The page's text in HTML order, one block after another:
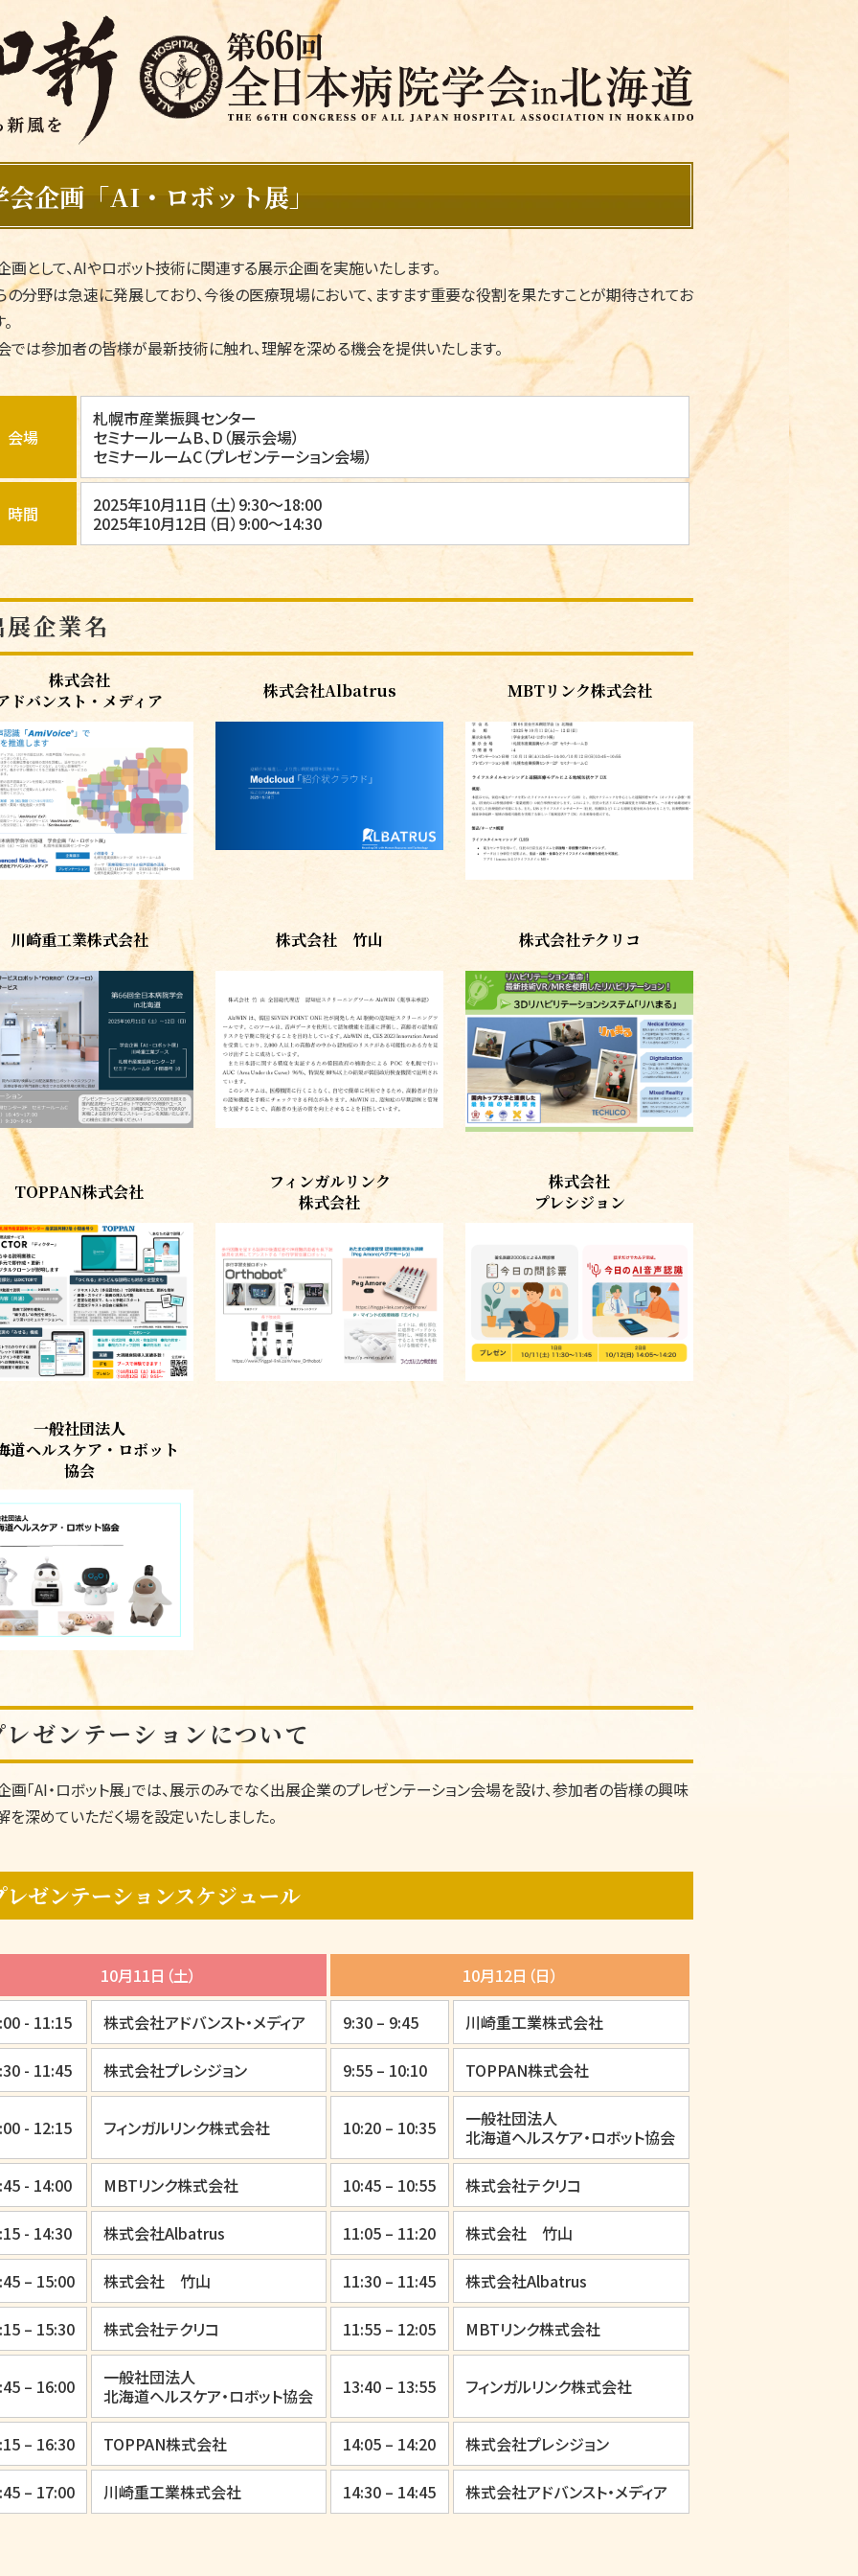
会企画「AI・ロボット展」
画として、AIやロボット技術に関連する展示企画を実施いたします。
の分野は急速に発展しており、今後の医療現場において、ますます重要な役割を果たすことが期待されてお
では参加者の皆様が最新技術に触れ、理解を深める機会を提供いたします。
会場
札幌市産業振興センター
セミナールームB、D（展示会場）
セミナールームC（プレゼンテーション会場）
時間
2025年10月11日（土）9:30～18:00
2025年10月12日（日）9:00～14:30
展企業名
株式会社
ドバンスト・メディア
株式会社Albatrus MBTリンク株式会社
川崎重工業株式会社 株式会社 竹山 株式会社テクリコ
TOPPAN株式会社
フィンガルリンク
株式会社
株式会社
プレシジョン
一般社団法人
道ヘルスケア・ロボット
協会
レゼンテーションについて
画「AI・ロボット展」では、展示のみでなく出展企業のプレゼンテーション会場を設け、参加者の皆様の興味
を深めていただく場を設定いたしました。
レゼンテーションスケジュール
10月11日（土） 10月12日（日）
- 11:15 株式会社アドバンスト・メディア 9:30 – 9:45 川崎重工業株式会社
- 11:45 株式会社プレシジョン 9:55 – 10:10 TOPPAN株式会社
- 12:15 フィンガルリンク株式会社 10:20 – 10:35
一般社団法人
北海道ヘルスケア・ロボット協会
- 14:00 MBTリンク株式会社 10:45 – 10:55 株式会社テクリコ
- 14:30 株式会社Albatrus 11:05 – 11:20 株式会社 竹山
– 15:00 株式会社 竹山 11:30 – 11:45 株式会社Albatrus
– 15:30 株式会社テクリコ 11:55 – 12:05 MBTリンク株式会社
– 16:00
一般社団法人
北海道ヘルスケア・ロボット協会
13:40 – 13:55 フィンガルリンク株式会社
– 16:30 TOPPAN株式会社 14:05 – 14:20 株式会社プレシジョン
– 17:00 川崎重工業株式会社 14:30 – 14:45 株式会社アドバンスト・メディア